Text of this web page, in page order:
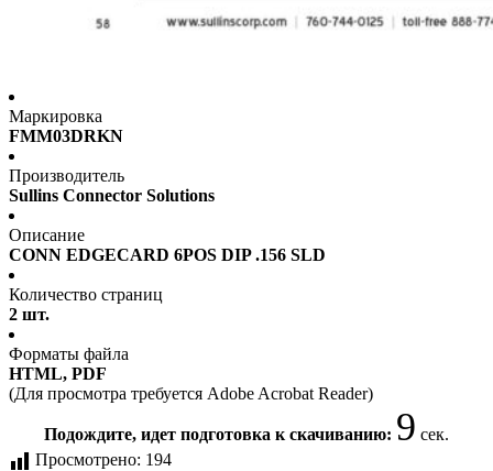
Маркировка
FMM03DRKN
Производитель
Sullins Connector Solutions
Описание
CONN EDGECARD 6POS DIP .156 SLD
Количество страниц
2 шт.
Форматы файла
HTML, PDF
(Для просмотра требуется Adobe Acrobat Reader)
Подождите, идет подготовка к скачиванию: 9 сек.
Просмотрено: 194